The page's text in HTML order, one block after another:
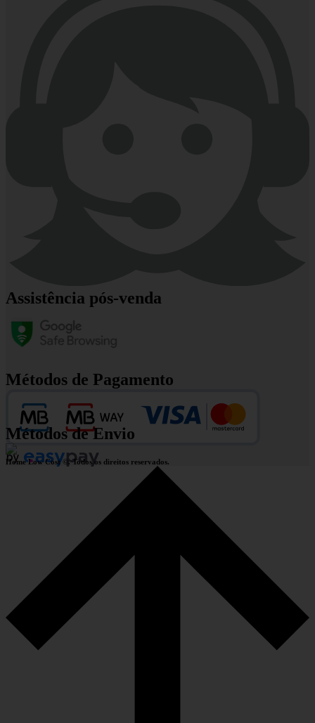
Assistência pós-venda
Métodos de Pagamento
Métodos de Envio
Home Low Cost ©. Todos os direitos reservados.